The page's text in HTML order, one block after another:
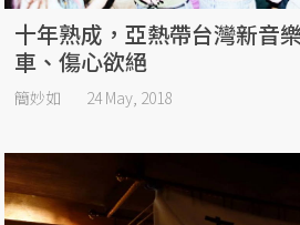
十年熟成，亞熱帶台灣新音
車、傷心欲絕
簡妙如 24 May, 2018